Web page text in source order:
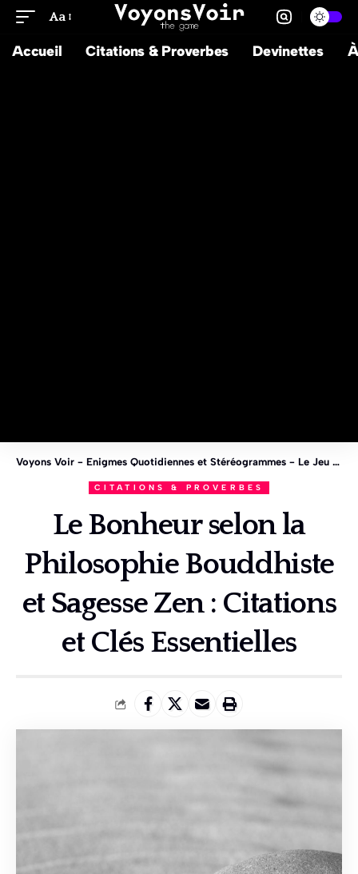
Aa
Accueil Citations & Proverbes Devinettes
Voyons Voir - Enigmes Quotidiennes et Stéréogrammes - Le Jeu des 1%
CITATIONS & PROVERBES
Le Bonheur selon la
Philosophie Bouddhiste
et Sagesse Zen : Citations
et Clés Essentielles